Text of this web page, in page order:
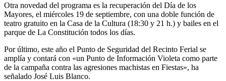
Otra novedad del programa es la recuperación del Día de los
Mayores, el miércoles 19 de septiembre, con una doble función de
teatro gratuito en la Casa de la Cultura (18:30 y 21 h.) y bailes en el
parque de La Constitución todos los días.
Por último, este año el Punto de Seguridad del Recinto Ferial se
amplía y contará con «un Punto de Información Violeta como parte
de la campaña contra las agresiones machistas en Fiestas», ha
señalado José Luis Blanco.